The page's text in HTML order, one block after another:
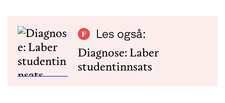
Les også:
Diagnose: Laber
studentinnsats